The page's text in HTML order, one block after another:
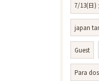
7/13(日)
japan
Guest
Para